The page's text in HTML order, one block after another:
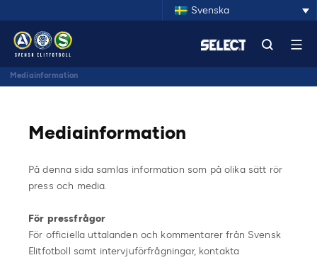
Svenska
Mediainformation
Mediainformation
På denna sida samlas information som på olika sätt rör
press och media.
För pressfrågor
För officiella uttalanden och kommentarer från Svensk
Elitfotboll samt intervjuförfrågningar, kontakta